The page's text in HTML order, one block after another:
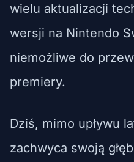
wielu aktualizacji
wersji na Nintendo
niemożliwe do
premiery.
Dziś, mimo upływu
zachwyca swoją